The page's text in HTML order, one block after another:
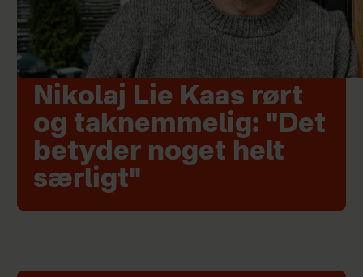
Nikolaj Lie Kaas rørt
og taknemmelig: "Det
betyder noget helt
særligt"